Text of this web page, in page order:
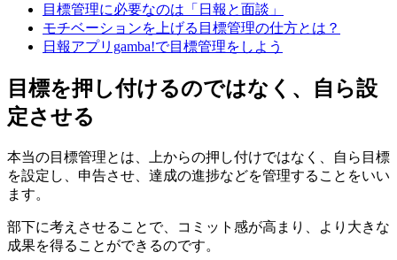
目標管理に必要なのは「日報と面談」
モチベーションを上げる目標管理の仕方とは？
日報アプリgamba!で目標管理をしよう
目標を押し付けるのではなく、自ら設
定させる
本当の目標管理とは、上からの押し付けではなく、自ら目標
を設定し、申告させ、達成の進捗などを管理することをいい
ます。
部下に考えさせることで、コミット感が高まり、より大きな
成果を得ることができるのです。